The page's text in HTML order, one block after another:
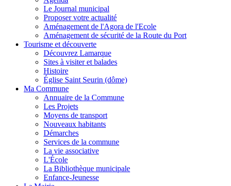
Le Journal municipal
Proposer votre actualité
Aménagement de l'Agora de l'Ecole
Aménagement de sécurité de la Route du Port
Tourisme et découverte
Découvrez Lamarque
Sites à visiter et balades
Histoire
Église Saint Seurin (dôme)
Ma Commune
Annuaire de la Commune
Les Projets
Moyens de transport
Nouveaux habitants
Démarches
Services de la commune
La vie associative
L'École
La Bibliothèque municipale
Enfance-Jeunesse